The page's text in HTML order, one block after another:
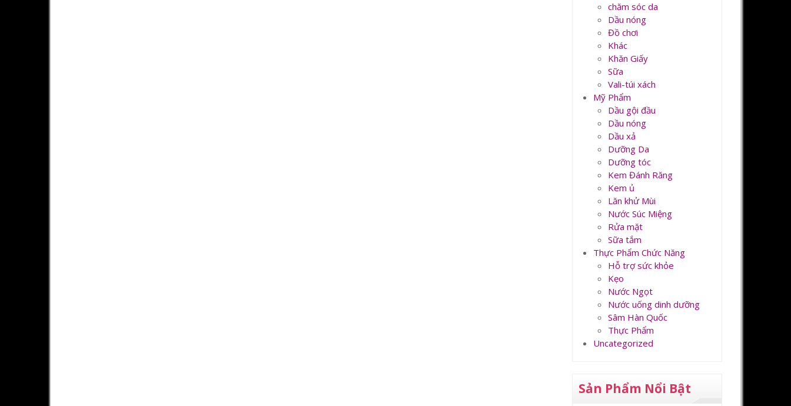
chăm sóc da
Dầu nóng
Đồ chơi
Khác
Khăn Giấy
Sữa
Vali-túi xách
Mỹ Phẩm
Dầu gội đầu
Dầu nóng
Dầu xả
Dưỡng Da
Dưỡng tóc
Kem Đánh Răng
Kem ủ
Lăn khử Mùi
Nước Súc Miệng
Rửa mặt
Sữa tắm
Thực Phẩm Chức Năng
Hỗ trợ sức khỏe
Kẹo
Nước Ngọt
Nước uống dinh dưỡng
Sâm Hàn Quốc
Thực Phẩm
Uncategorized
Sản Phẩm Nổi Bật